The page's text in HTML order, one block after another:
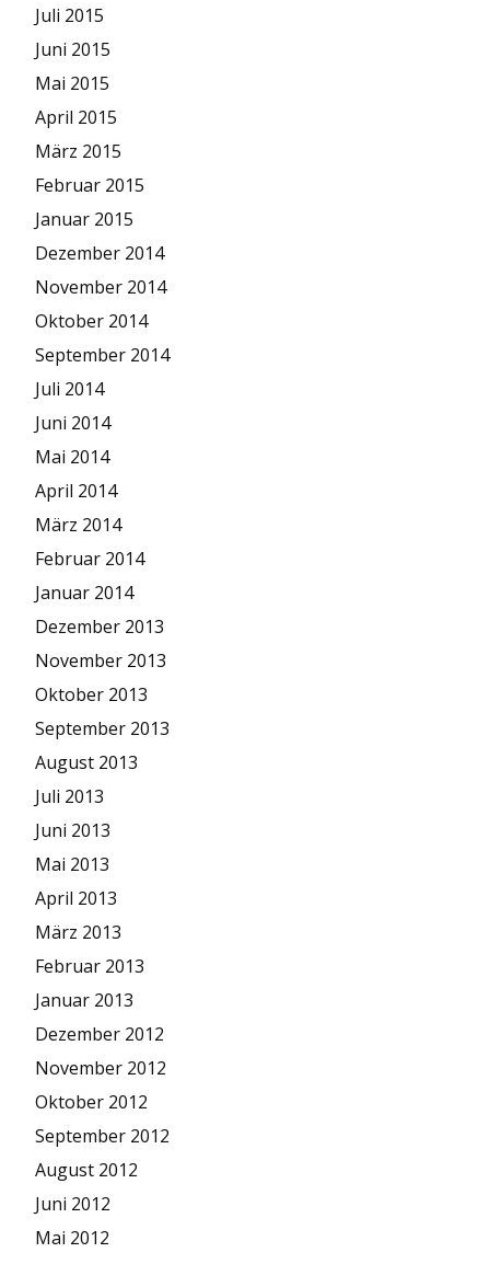
Juli 2015
Juni 2015
Mai 2015
April 2015
März 2015
Februar 2015
Januar 2015
Dezember 2014
November 2014
Oktober 2014
September 2014
Juli 2014
Juni 2014
Mai 2014
April 2014
März 2014
Februar 2014
Januar 2014
Dezember 2013
November 2013
Oktober 2013
September 2013
August 2013
Juli 2013
Juni 2013
Mai 2013
April 2013
März 2013
Februar 2013
Januar 2013
Dezember 2012
November 2012
Oktober 2012
September 2012
August 2012
Juni 2012
Mai 2012